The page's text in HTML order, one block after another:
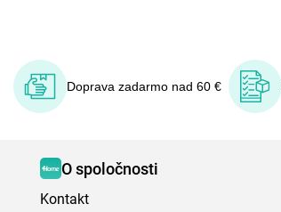
Doprava zadarmo nad 60 €
O spoločnosti
Kontakt